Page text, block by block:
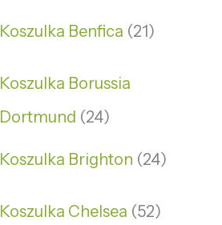
Koszulka Benfica 21
Koszulka Borussia
Dortmund 24
Koszulka Brighton 24
Koszulka Chelsea 52